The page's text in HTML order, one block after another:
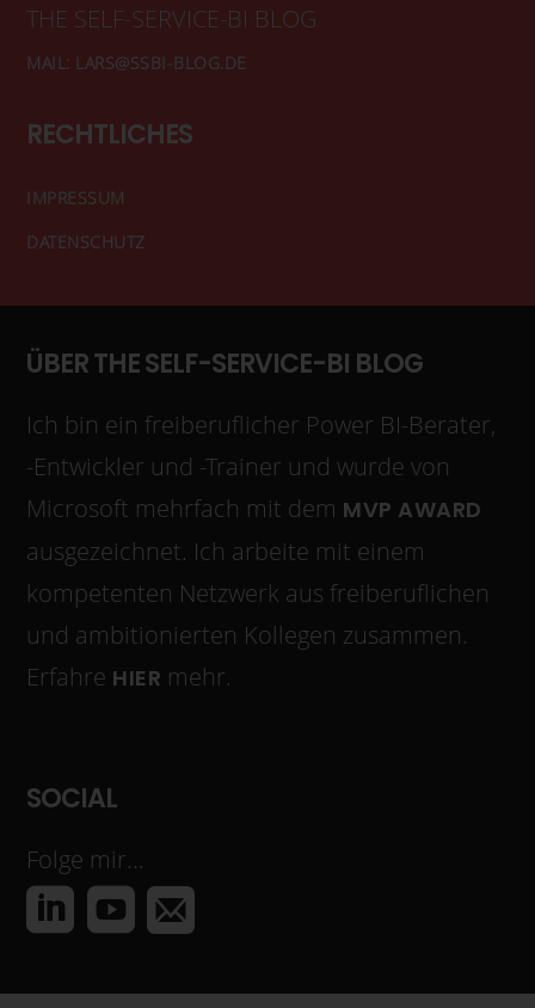
THE SELF-SERVICE-BI BLOG
MAIL: LARS@SSBI-BLOG.DE
RECHTLICHES
IMPRESSUM
DATENSCHUTZ
ÜBER THE SELF-SERVICE-BI BLOG
Ich bin ein freiberuflicher Power BI-Berater,
-Entwickler und -Trainer und wurde von
Microsoft mehrfach mit dem MVP AWARD
ausgezeichnet. Ich arbeite mit einem
kompetenten Netzwerk aus freiberuflichen
und ambitionierten Kollegen zusammen.
Erfahre HIER mehr.
SOCIAL
Folge mir...